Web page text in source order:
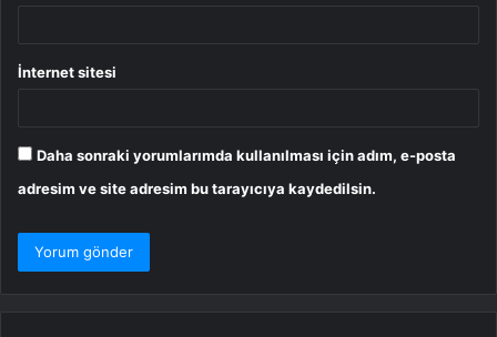
İnternet sitesi
Daha sonraki yorumlarımda kullanılması için adım, e-posta
adresim ve site adresim bu tarayıcıya kaydedilsin.